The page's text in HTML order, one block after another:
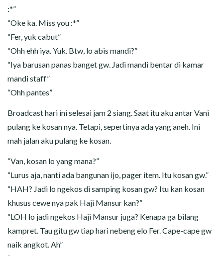
:*”
“Oke ka. Miss you :*”
“Fer, yuk cabut”
“Ohh ehh iya. Yuk. Btw, lo abis mandi?”
“Iya barusan panas banget gw. Jadi mandi bentar di kamar
mandi staff”
“Ohh pantes”
Broadcast hari ini selesai jam 2 siang. Saat itu aku antar Vani
pulang ke kosan nya. Tetapi, sepertinya ada yang aneh. Ini
mah jalan aku pulang ke kosan.
“Van, kosan lo yang mana?”
“Lurus aja, nanti ada bangunan ijo, pager item. Itu kosan gw.”
“HAH? Jadi lo ngekos di samping kosan gw? Itu kan kosan
khusus cewe nya pak Haji Mansur kan?”
“LOH lo jadi ngekos Haji Mansur juga? Kenapa ga bilang
kampret. Tau gitu gw tiap hari nebeng elo Fer. Cape-cape gw
naik angkot. Ah”